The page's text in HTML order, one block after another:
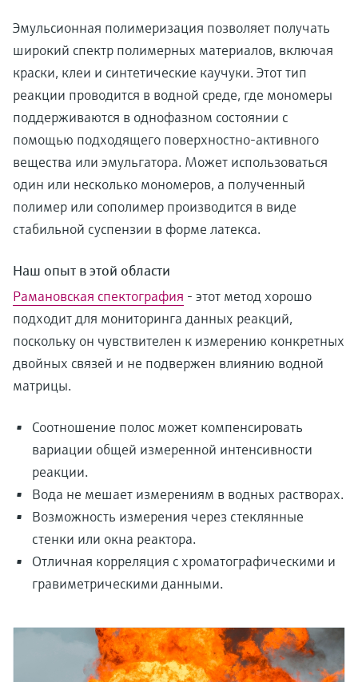
Эмульсионная полимеризация позволяет получать
широкий спектр полимерных материалов, включая
краски, клеи и синтетические каучуки. Этот тип
реакции проводится в водной среде, где мономеры
поддерживаются в однофазном состоянии с
помощью подходящего поверхностно-активного
вещества или эмульгатора. Может использоваться
один или несколько мономеров, а полученный
полимер или сополимер производится в виде
стабильной суспензии в форме латекса.
Наш опыт в этой области
Рамановская спектография - этот метод хорошо
подходит для мониторинга данных реакций,
поскольку он чувствителен к измерению конкретных
двойных связей и не подвержен влиянию водной
матрицы.
Соотношение полос может компенсировать
вариации общей измеренной интенсивности
реакции.
Вода не мешает измерениям в водных растворах.
Возможность измерения через стеклянные
стенки или окна реактора.
Отличная корреляция с хроматографическими и
гравиметрическими данными.